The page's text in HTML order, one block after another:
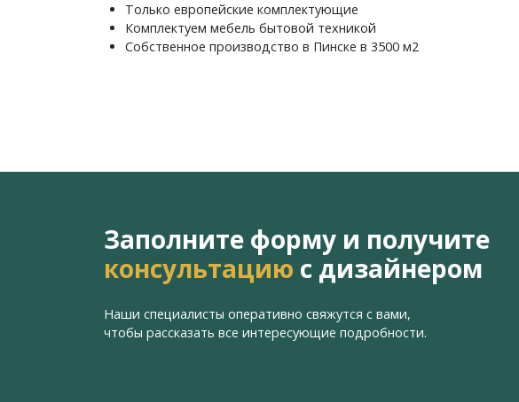
Только европейские комплектующие
Комплектуем мебель бытовой техникой
Собственное производство в Пинске в 3500 м2
Заполните форму и получите
консультацию с дизайнером
Наши специалисты оперативно свяжутся с вами,
чтобы рассказать все интересующие подробности.